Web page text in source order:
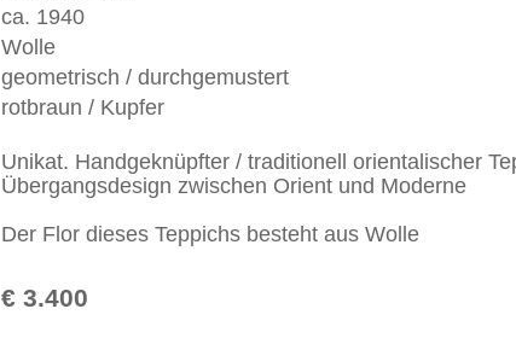
und antike Orientteppiche -